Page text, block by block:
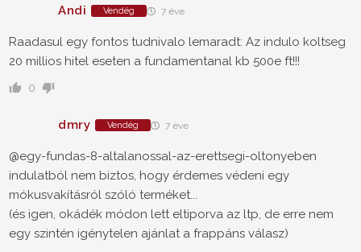
Andi Vendég 7 éve
Raadasul egy fontos tudnivalo lemaradt: Az indulo koltseg
20 millios hitel eseten a fundamentanal kb 500e ft!!!
0
dmry Vendég 7 éve
@egy-fundas-8-altalanossal-az-erettsegi-oltonyeben
indulatból nem biztos, hogy érdemes védeni egy
mókusvakításról szóló terméket...
(és igen, okádék módon lett eltiporva az ltp, de erre nem
egy szintén igénytelen ajánlat a frappáns válasz)